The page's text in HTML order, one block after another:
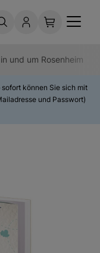
und um Rosenheim
können Sie sich mit
und Passwort)